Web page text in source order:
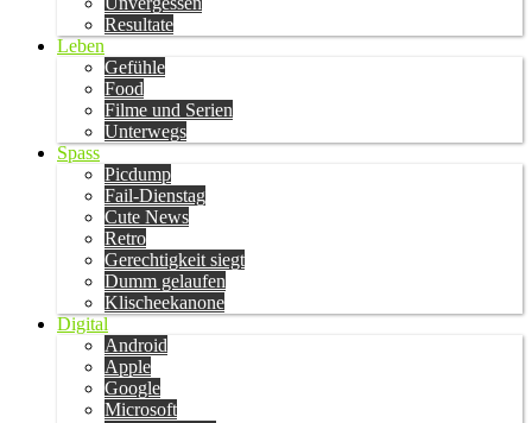
Resultate
Leben
Gefühle
Food
Filme und Serien
Unterwegs
Spass
Picdump
Fail-Dienstag
Cute News
Retro
Gerechtigkeit siegt
Dumm gelaufen
Klischeekanone
Digital
Android
Apple
Google
Microsoft